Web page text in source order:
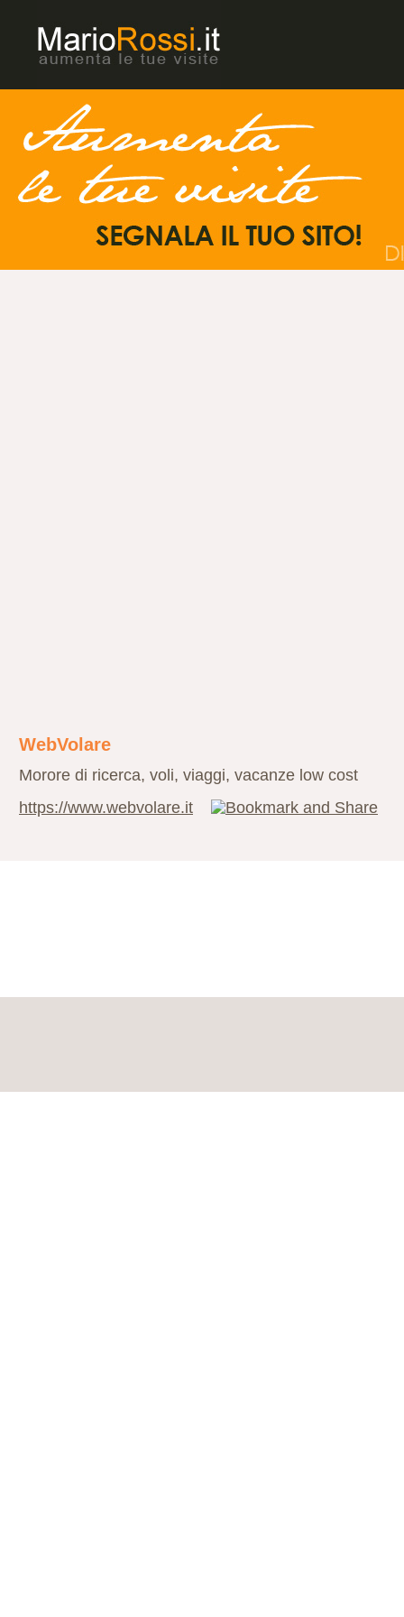
WebVolare
Morore di ricerca, voli, viaggi, vacanze low cost
https://www.webvolare.it